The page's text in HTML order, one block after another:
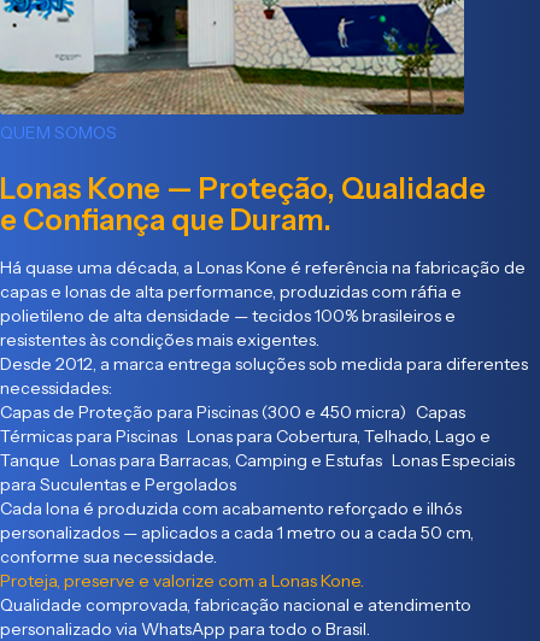
QUEM SOMOS
Lonas Kone — Proteção, Qualidade
e Confiança que Duram.
Há quase uma década, a Lonas Kone é referência na fabricação de
capas e lonas de alta performance, produzidas com ráfia e
polietileno de alta densidade — tecidos 100% brasileiros e
resistentes às condições mais exigentes.
Desde 2012, a marca entrega soluções sob medida para diferentes
necessidades:
Capas de Proteção para Piscinas (300 e 450 micra) Capas
Térmicas para Piscinas Lonas para Cobertura, Telhado, Lago e
Tanque Lonas para Barracas, Camping e Estufas Lonas Especiais
para Suculentas e Pergolados
Cada lona é produzida com acabamento reforçado e ilhós
personalizados — aplicados a cada 1 metro ou a cada 50 cm,
conforme sua necessidade.
Proteja, preserve e valorize com a Lonas Kone.
Qualidade comprovada, fabricação nacional e atendimento
personalizado via WhatsApp para todo o Brasil.